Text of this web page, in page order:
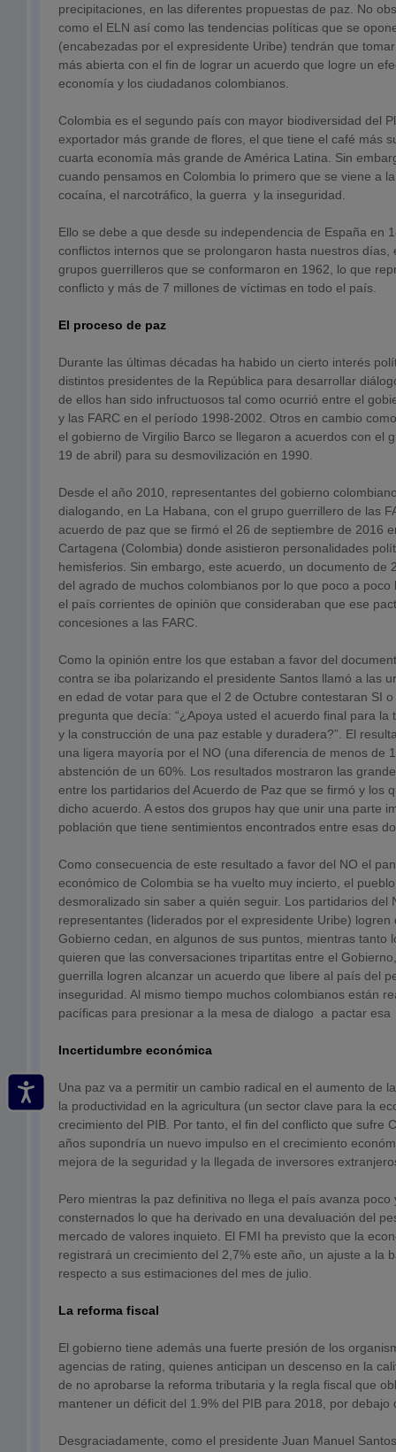
precipitaciones, en las diferentes propuestas de paz. No
como el ELN así como las tendencias políticas que se
(encabezadas por el expresidente Uribe) tendrán que
más abierta con el fin de lograr un acuerdo que logre un
economía y los ciudadanos colombianos.
Colombia es el segundo país con mayor biodiversidad del
exportador más grande de flores, el que tiene el café más
cuarta economía más grande de América Latina. Sin
cuando pensamos en Colombia lo primero que se viene a
cocaína, el narcotráfico, la guerra y la inseguridad.
Ello se debe a que desde su independencia de España en
conflictos internos que se prolongaron hasta nuestros días,
grupos guerrilleros que se conformaron en 1962, lo que
conflicto y más de 7 millones de víctimas en todo el país.
El proceso de paz
Durante las últimas décadas ha habido un cierto interés
distintos presidentes de la República para desarrollar
de ellos han sido infructuosos tal como ocurrió entre el
y las FARC en el período 1998-2002. Otros en cambio
el gobierno de Virgilio Barco se llegaron a acuerdos con el
19 de abril) para su desmovilización en 1990.
Desde el año 2010, representantes del gobierno
dialogando, en La Habana, con el grupo guerrillero de las
acuerdo de paz que se firmó el 26 de septiembre de 2016
Cartagena (Colombia) donde asistieron personalidades
hemisferios. Sin embargo, este acuerdo, un documento de
del agrado de muchos colombianos por lo que poco a
el país corrientes de opinión que consideraban que ese
concesiones a las FARC.
Como la opinión entre los que estaban a favor del
contra se iba polarizando el presidente Santos llamó a las
en edad de votar para que el 2 de Octubre contestaran SI
pregunta que decía: “¿Apoya usted el acuerdo final para la
y la construcción de una paz estable y duradera?”. El
una ligera mayoría por el NO (una diferencia de menos de
abstención de un 60%. Los resultados mostraron las
entre los partidarios del Acuerdo de Paz que se firmó y los
dicho acuerdo. A estos dos grupos hay que unir una parte
población que tiene sentimientos encontrados entre esas
Como consecuencia de este resultado a favor del NO el
económico de Colombia se ha vuelto muy incierto, el
desmoralizado sin saber a quién seguir. Los partidarios del
representantes (liderados por el expresidente Uribe) logren
Gobierno cedan, en algunos de sus puntos, mientras tanto
quieren que las conversaciones tripartitas entre el
guerrilla logren alcanzar un acuerdo que libere al país del
inseguridad. Al mismo tiempo muchos colombianos están
pacíficas para presionar a la mesa de dialogo a pactar
Incertidumbre económica
Una paz va a permitir un cambio radical en el aumento de
la productividad en la agricultura (un sector clave para la
crecimiento del PIB. Por tanto, el fin del conflicto que sufre
años supondría un nuevo impulso en el crecimiento
mejora de la seguridad y la llegada de inversores
Pero mientras la paz definitiva no llega el país avanza poco
consternados lo que ha derivado en una devaluación del
mercado de valores inquieto. El FMI ha previsto que la
registrará un crecimiento del 2,7% este año, un ajuste a la
respecto a sus estimaciones del mes de julio.
La reforma fiscal
El gobierno tiene además una fuerte presión de los
agencias de rating, quienes anticipan un descenso en la
de no aprobarse la reforma tributaria y la regla fiscal que
mantener un déficit del 1.9% del PIB para 2018, por debajo
Desgraciadamente, como el presidente Juan Manuel